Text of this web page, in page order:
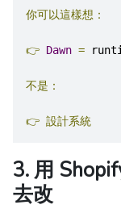
你可以這樣想：
👉 Dawn =
不是：
👉 設計系統
3. 用
去改